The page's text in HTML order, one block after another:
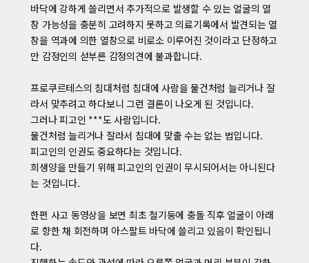
바닥에 강하게 쓸리면서 추가적으로 발생할 수 있는 얼굴의 열
창 가능성을 충분히 고려하지 못하고 의료기록에서 발견되는 열
창을 역과에 의한 열창으로 비로소 이루어진 것이라고 단정하고
만 감정인의 섣부른 감정의견에 불과합니다.
프로쿠르테스의 침대처럼 침대에 사람을 물건처럼 늘리거나 잘
라서 맞추려고 하다보니 그런 결론이 나오게 된 것입니다.
그러나 피고인 ***도 사람입니다.
물건처럼 늘리거나 잘라서 침대에 맞출 수는 없는 법입니다.
피고인의 인권도 중요하다는 것입니다.
희생양을 만들기 위해 피고인의 인권이 무시되어서는 아니된다
는 것입니다.
한편 사고 동영상을 보면 최초 철기둥에 충돌 직후 얼굴이 아래
로 향한 채 회전하며 아스팔트 바닥에 쓸리고 있음이 확인됩니
다.